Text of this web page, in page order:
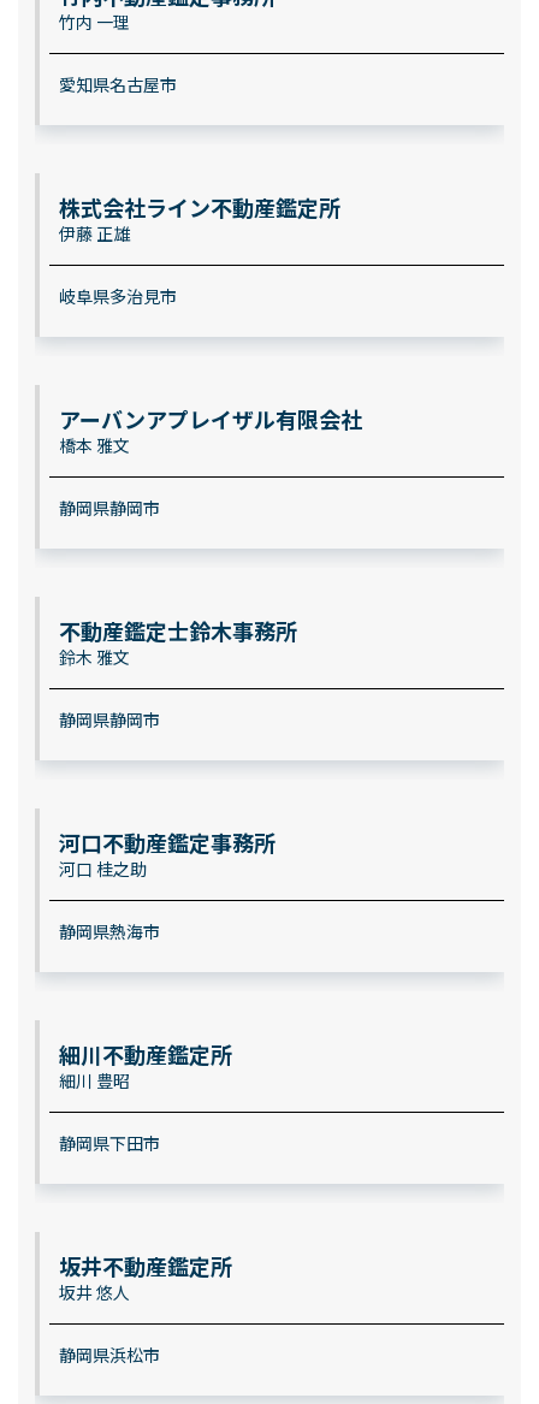
竹内 一理
愛知県名古屋市
株式会社ライン不動産鑑定所
伊藤 正雄
岐阜県多治見市
アーバンアプレイザル有限会社
橋本 雅文
静岡県静岡市
不動産鑑定士鈴木事務所
鈴木 雅文
静岡県静岡市
河口不動産鑑定事務所
河口 桂之助
静岡県熱海市
細川不動産鑑定所
細川 豊昭
静岡県下田市
坂井不動産鑑定所
坂井 悠人
静岡県浜松市